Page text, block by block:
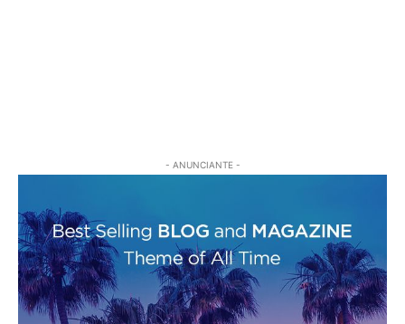
- ANUNCIANTE -